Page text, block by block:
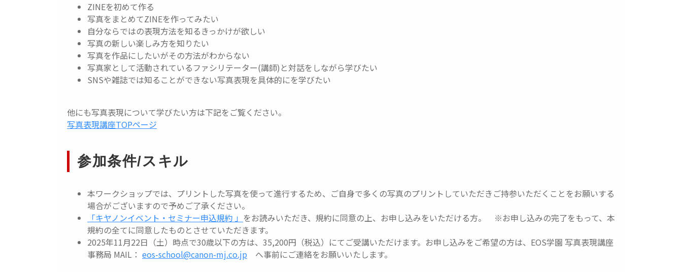
ZINEを初めて作る
写真をまとめてZINEを作ってみたい
自分ならではの表現方法を知るきっかけが欲しい
写真の新しい楽しみ方を知りたい
写真を作品にしたいがその方法がわからない
写真家として活動されているファシリテーター(講師)と対話をしながら学びたい
SNSや雑誌では知ることができない写真表現を具体的にを学びたい
他にも写真表現について学びたい方は下記をご覧ください。
写真表現講座TOPページ
参加条件/スキル
本ワークショップでは、プリントした写真を使って進行するため、ご自身で多くの写真のプリントしていただきご持参いただくことをお願いする
場合がございますので予めご了承ください。
「キヤノンイベント・セミナー申込規約 」 をお読みいただき、規約に同意の上、お申し込みをいただける方。 ※お申し込みの完了をもって、本
規約の全てに同意したものとさせていただきます。
2025年11月22日（土）時点で30歳以下の方は、35,200円（税込）にてご受講いただけます。お申し込みをご希望の方は、EOS学園 写真表現講座
事務局 MAIL： eos-school@canon-mj.co.jp へ事前にご連絡をお願いいたします。